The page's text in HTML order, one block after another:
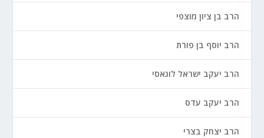
הרב בן ציון מוצפי
הרב יוסף בן פורת
הרב יעקב ישראל לוגאסי
הרב יעקב עדס
הרב יצחק בצרי